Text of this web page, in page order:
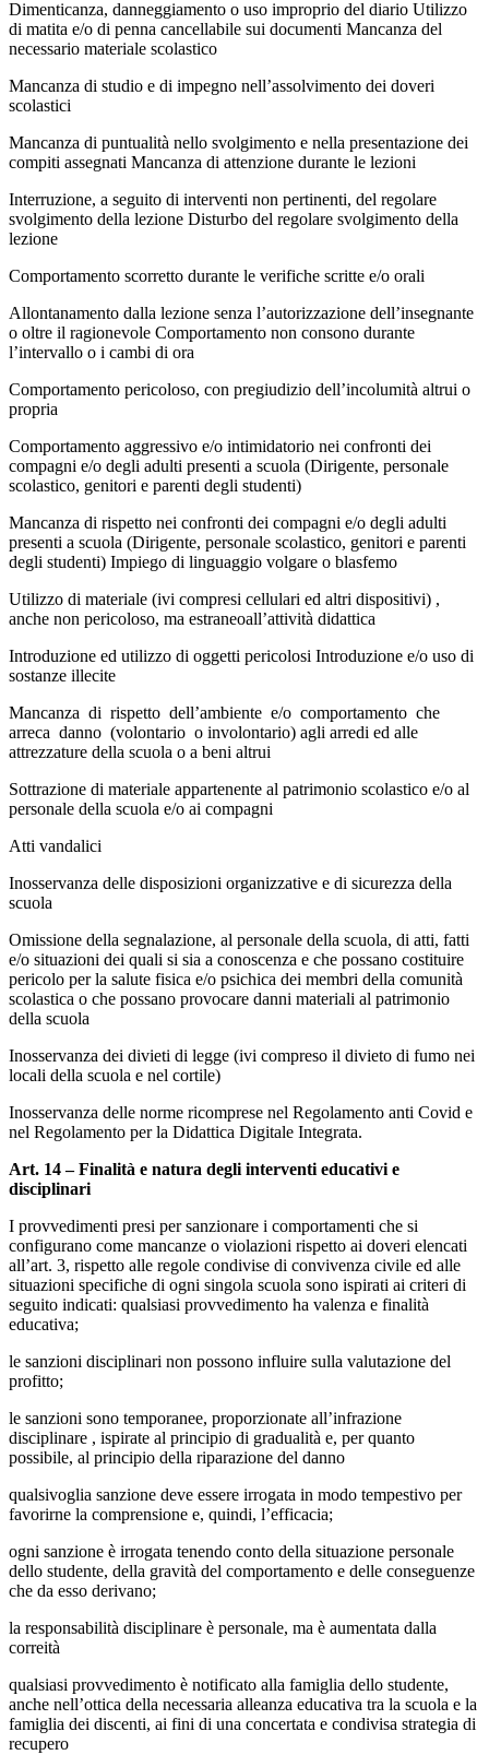
Dimenticanza, danneggiamento o uso improprio del diario Utilizzo
di matita e/o di penna cancellabile sui documenti Mancanza del
necessario materiale scolastico
Mancanza di studio e di impegno nell’assolvimento dei doveri
scolastici
Mancanza di puntualità nello svolgimento e nella presentazione dei
compiti assegnati Mancanza di attenzione durante le lezioni
Interruzione, a seguito di interventi non pertinenti, del regolare
svolgimento della lezione Disturbo del regolare svolgimento della
lezione
Comportamento scorretto durante le verifiche scritte e/o orali
Allontanamento dalla lezione senza l’autorizzazione dell’insegnante
o oltre il ragionevole Comportamento non consono durante
l’intervallo o i cambi di ora
Comportamento pericoloso, con pregiudizio dell’incolumità altrui o
propria
Comportamento aggressivo e/o intimidatorio nei confronti dei
compagni e/o degli adulti presenti a scuola (Dirigente, personale
scolastico, genitori e parenti degli studenti)
Mancanza di rispetto nei confronti dei compagni e/o degli adulti
presenti a scuola (Dirigente, personale scolastico, genitori e parenti
degli studenti) Impiego di linguaggio volgare o blasfemo
Utilizzo di materiale (ivi compresi cellulari ed altri dispositivi) ,
anche non pericoloso, ma estraneoall’attività didattica
Introduzione ed utilizzo di oggetti pericolosi Introduzione e/o uso di
sostanze illecite
Mancanza di rispetto dell’ambiente e/o comportamento che
arreca danno (volontario o involontario) agli arredi ed alle
attrezzature della scuola o a beni altrui
Sottrazione di materiale appartenente al patrimonio scolastico e/o al
personale della scuola e/o ai compagni
Atti vandalici
Inosservanza delle disposizioni organizzative e di sicurezza della
scuola
Omissione della segnalazione, al personale della scuola, di atti, fatti
e/o situazioni dei quali si sia a conoscenza e che possano costituire
pericolo per la salute fisica e/o psichica dei membri della comunità
scolastica o che possano provocare danni materiali al patrimonio
della scuola
Inosservanza dei divieti di legge (ivi compreso il divieto di fumo nei
locali della scuola e nel cortile)
Inosservanza delle norme ricomprese nel Regolamento anti Covid e
nel Regolamento per la Didattica Digitale Integrata.
Art. 14 – Finalità e natura degli interventi educativi e
disciplinari
I provvedimenti presi per sanzionare i comportamenti che si
configurano come mancanze o violazioni rispetto ai doveri elencati
all’art. 3, rispetto alle regole condivise di convivenza civile ed alle
situazioni specifiche di ogni singola scuola sono ispirati ai criteri di
seguito indicati: qualsiasi provvedimento ha valenza e finalità
educativa;
le sanzioni disciplinari non possono influire sulla valutazione del
profitto;
le sanzioni sono temporanee, proporzionate all’infrazione
disciplinare , ispirate al principio di gradualità e, per quanto
possibile, al principio della riparazione del danno
qualsivoglia sanzione deve essere irrogata in modo tempestivo per
favorirne la comprensione e, quindi, l’efficacia;
ogni sanzione è irrogata tenendo conto della situazione personale
dello studente, della gravità del comportamento e delle conseguenze
che da esso derivano;
la responsabilità disciplinare è personale, ma è aumentata dalla
correità
qualsiasi provvedimento è notificato alla famiglia dello studente,
anche nell’ottica della necessaria alleanza educativa tra la scuola e la
famiglia dei discenti, ai fini di una concertata e condivisa strategia di
recupero